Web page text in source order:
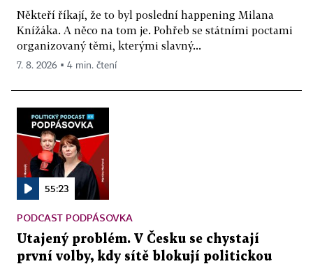
Někteří říkají, že to byl poslední happening Milana
Knížáka. A něco na tom je. Pohřeb se státními poctami
organizovaný těmi, kterými slavný...
7. 8. 2026 ▪ 4 min. čtení
55:23
PODCAST PODPÁSOVKA
Utajený problém. V Česku se chystají
první volby, kdy sítě blokují politickou